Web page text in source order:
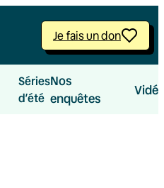
Je fais un don
Séries
d’été
Nos
enquêtes